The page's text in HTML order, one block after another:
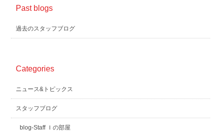
Past blogs
過去のスタッフブログ
Categories
ニュース&トピックス
スタッフブログ
blog-Staff Ｉの部屋